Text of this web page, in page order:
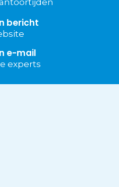
bericht
e-mail
experts